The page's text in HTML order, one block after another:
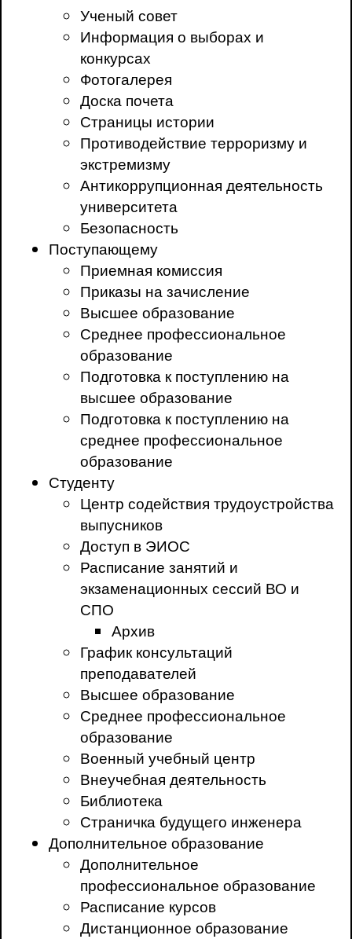
Ученый совет
Информация о выборах и
конкурсах
Фотогалерея
Доска почета
Страницы истории
Противодействие терроризму и
экстремизму
Антикоррупционная деятельность
университета
Безопасность
Поступающему
Приемная комиссия
Приказы на зачисление
Высшее образование
Среднее профессиональное
образование
Подготовка к поступлению на
высшее образование
Подготовка к поступлению на
среднее профессиональное
образование
Студенту
Центр содействия трудоустройства
выпусников
Доступ в ЭИОС
Расписание занятий и
экзаменационных сессий ВО и
СПО
Архив
График консультаций
преподавателей
Высшее образование
Среднее профессиональное
образование
Военный учебный центр
Внеучебная деятельность
Библиотека
Страничка будущего инженера
Дополнительное образование
Дополнительное
профессиональное образование
Расписание курсов
Дистанционное образование